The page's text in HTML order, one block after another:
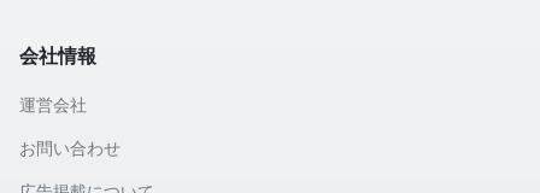
会社情報
運営会社
お問い合わせ